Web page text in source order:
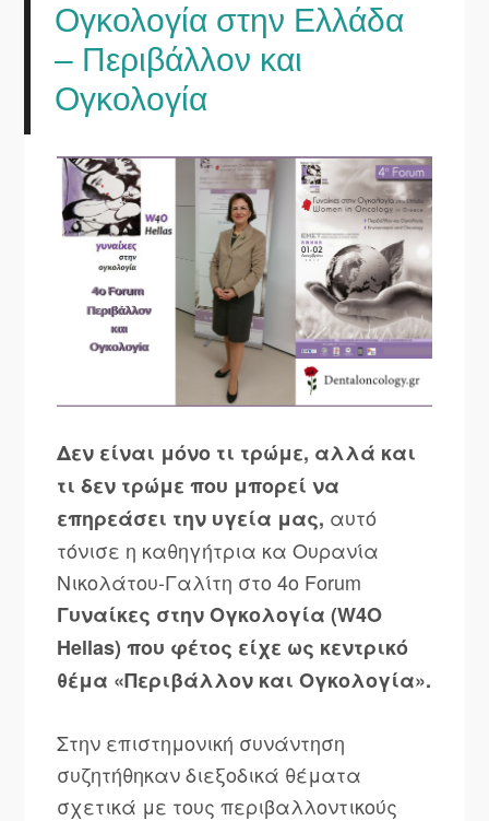
Ογκολογία στην Ελλάδα
– Περιβάλλον και
Ογκολογία
Δεν είναι μόνο τι τρώμε, αλλά και
τι δεν τρώμε που μπορεί να
επηρεάσει την υγεία μας, αυτό
τόνισε η καθηγήτρια κα Ουρανία
Νικολάτου-Γαλίτη στο 4ο Forum
Γυναίκες στην Ογκολογία (W4O
Hellas) που φέτος είχε ως κεντρικό
θέμα «Περιβάλλον και Ογκολογία».
Στην επιστημονική συνάντηση
συζητήθηκαν διεξοδικά θέματα
σχετικά με τους περιβαλλοντικούς